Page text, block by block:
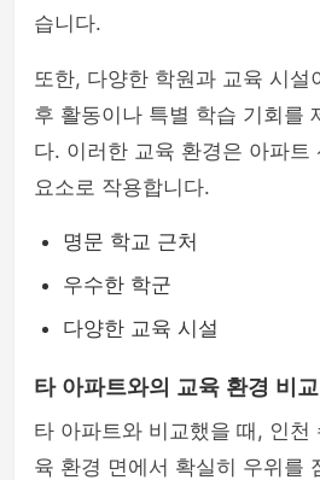
습니다.
또한, 다양한 학원과 교육 시설
후 활동이나 특별 학습 기회를
다. 이러한 교육 환경은 아파트
요소로 작용합니다.
명문 학교 근처
우수한 학군
다양한 교육 시설
타 아파트와의 교육 환경 비교
타 아파트와 비교했을 때, 인천
육 환경 면에서 확실히 우위를